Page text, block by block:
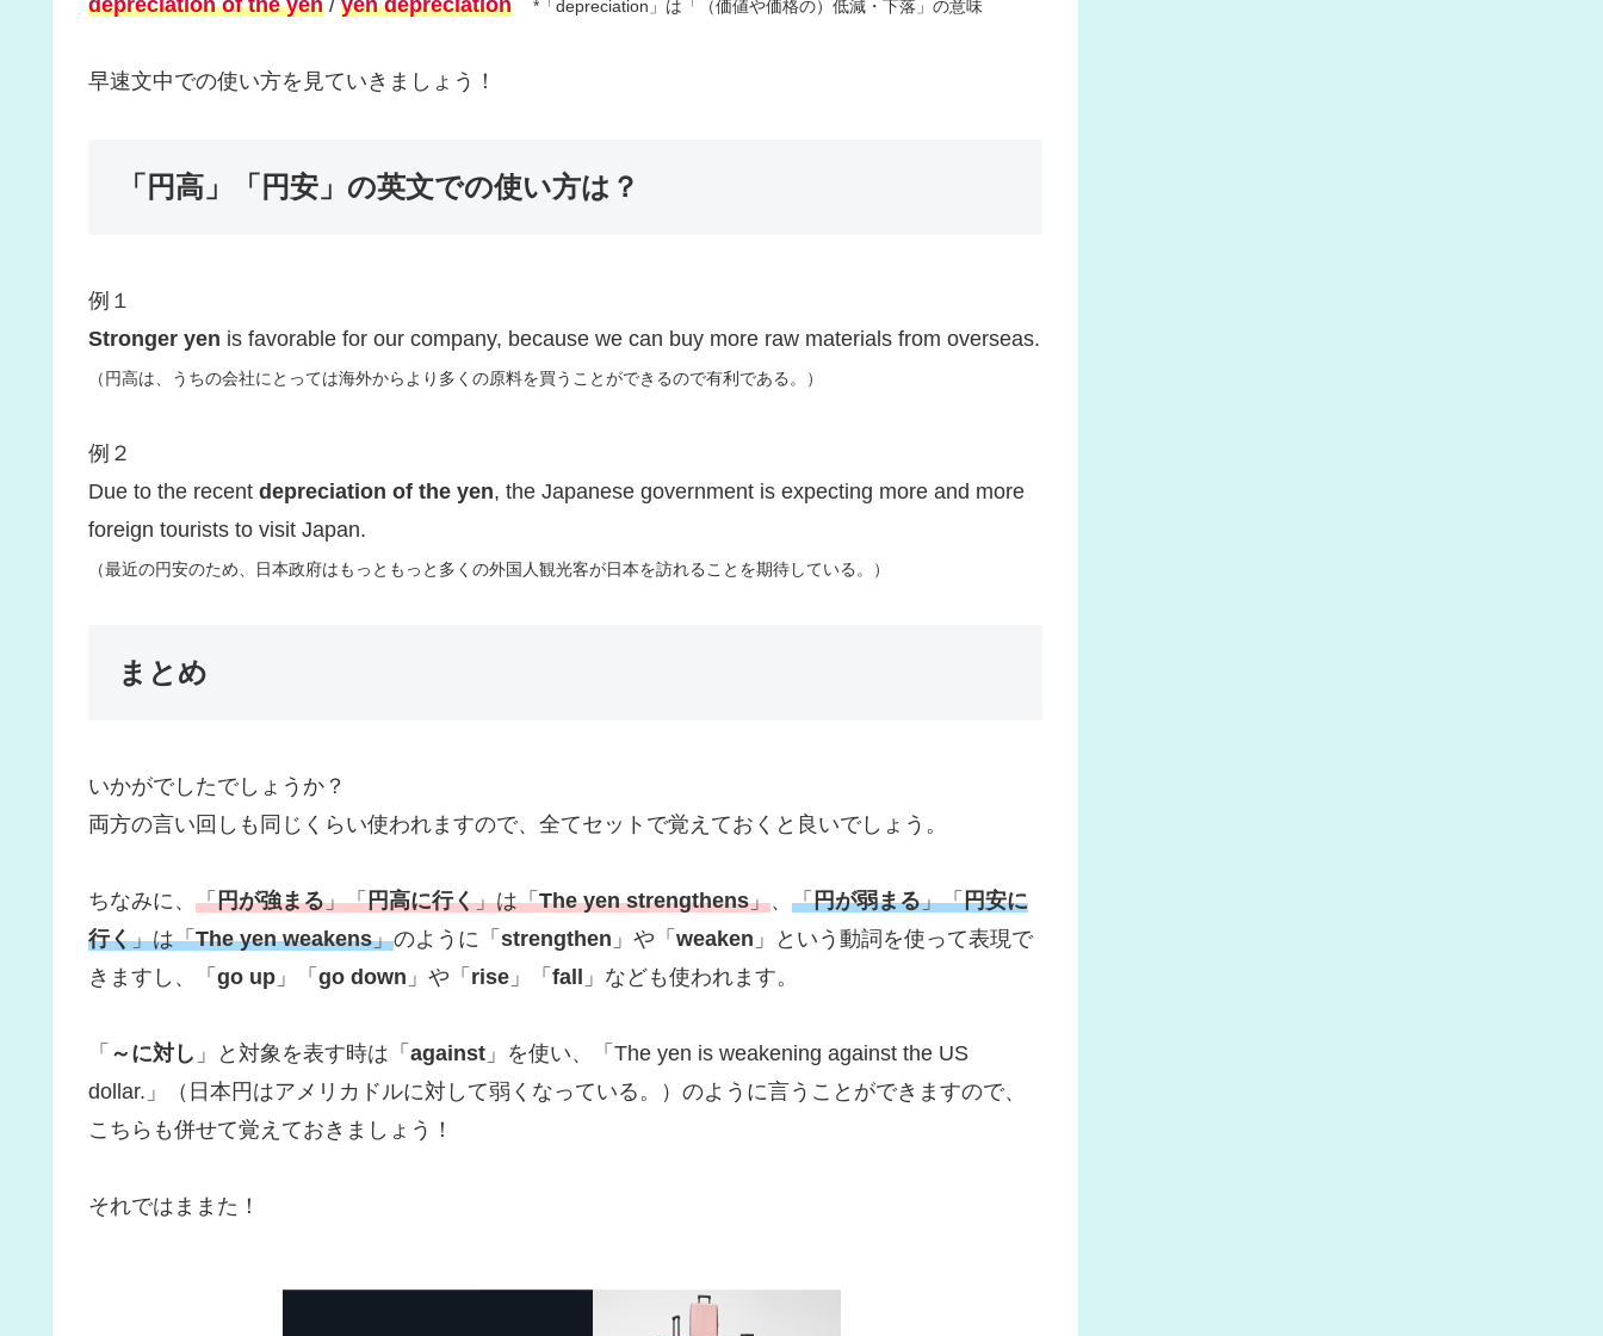
depreciation of the yen / yen depreciation *「depreciation」は「（価値や価格の）低減・下落」の意味
早速文中での使い方を見ていきましょう！
「円高」「円安」の英文での使い方は？
例１
Stronger yen is favorable for our company, because we can buy more raw materials from overseas.
（円高は、うちの会社にとっては海外からより多くの原料を買うことができるので有利である。）
例２
Due to the recent depreciation of the yen, the Japanese government is expecting more and more
foreign tourists to visit Japan.
（最近の円安のため、日本政府はもっともっと多くの外国人観光客が日本を訪れることを期待している。）
まとめ
いかがでしたでしょうか？
両方の言い回しも同じくらい使われますので、全てセットで覚えておくと良いでしょう。
ちなみに、 「円が強まる」「円高に行く」は「The yen strengthens」、 「円が弱まる」「円安に
行く」は「The yen weakens」のように「 strengthen 」や「 weaken 」という動詞を使って表現で
きますし、「 go up 」「 go down 」や「 rise 」「 fall 」なども使われます。
「 ～に対し 」と対象を表す時は「 against 」を使い、「The yen is weakening against the US
dollar.」（日本円はアメリカドルに対して弱くなっている。）のように言うことができますので、
こちらも併せて覚えておきましょう！
それではままた！